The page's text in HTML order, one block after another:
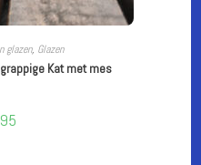
glazen, Glazen
Kat met mes